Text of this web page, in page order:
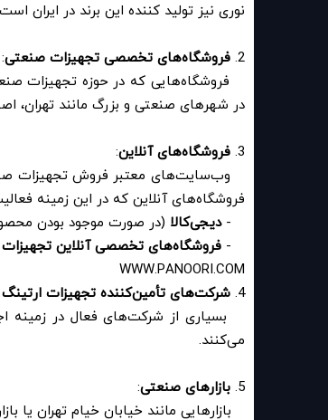
نوری نیز تولید کننده این برند در ایران
2. فروشگاه‌های تخصصی تجهیزات صنعتی:
فروشگاه‌هایی که در حوزه تجهیزات
در شهرهای صنعتی و بزرگ مانند تهران،
3. فروشگاه‌های آنلاین:
وب‌سایت‌های معتبر فروش تجهیزات
فروشگاه‌های آنلاین که در این زمینه
-دیجی‌کالا (در صورت موجود بودن
- فروشگاه‌های تخصصی آنلاین
WWW.PANOORI.COM
4. شرکت‌های تأمین‌کننده تجهیزات
بسیاری از شرکت‌های فعال در زمینه
می‌کنند.
5. بازارهای صنعتی:
بازارهایی مانند خیابان خیام تهران یا